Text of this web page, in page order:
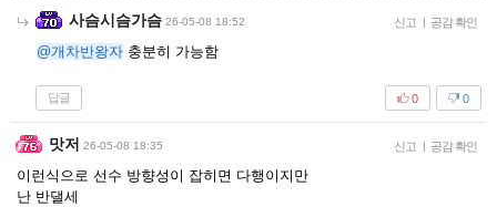
사슴시슴가슴 26-05-08 18:52 신고 | 공감 확인
@개차반왕자 충분히 가능함
답글 0
0
맛저 26-05-08 18:35 신고 | 공감 확인
이런식으로 선수 방향성이 잡히면 다행이지만
난 반댈세